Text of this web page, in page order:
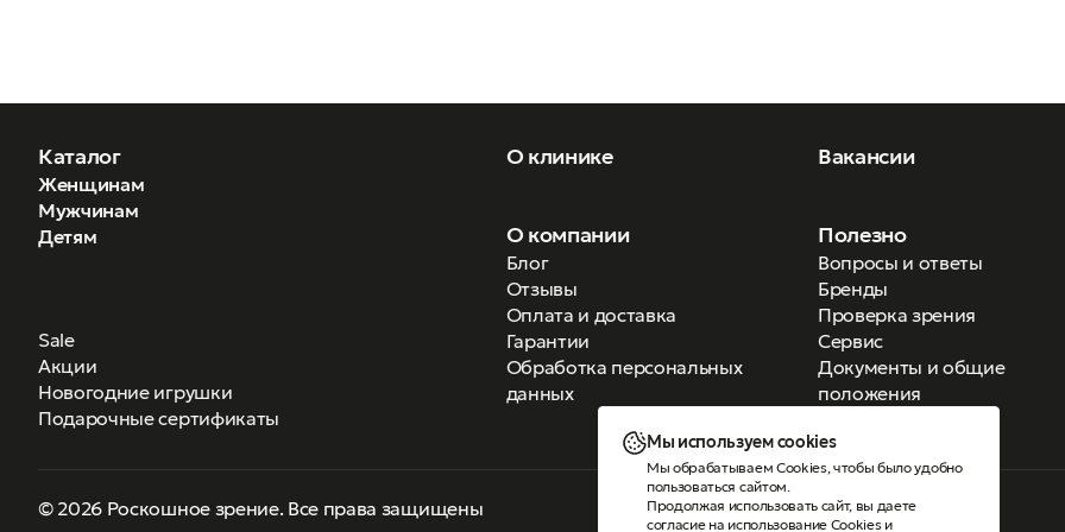
Каталог
Женщинам
Мужчинам
Детям
Sale
Акции
Новогодние игрушки
Подарочные сертификаты
О клинике Вакансии
О компании
Блог
Отзывы
Оплата и доставка
Гарантии
Обработка персональных
данных
Полезно
Вопросы и ответы
Бренды
Проверка зрения
Сервис
Документы и общие
положения
© 2026 Роскошное зрение. Все права защищены
Версия для слабовидящих
Мы используем cookies
Мы обрабатываем Cookies, чтобы было удобно
пользоваться сайтом.
Продолжая использовать сайт, вы даете
согласие на использование Cookiesи